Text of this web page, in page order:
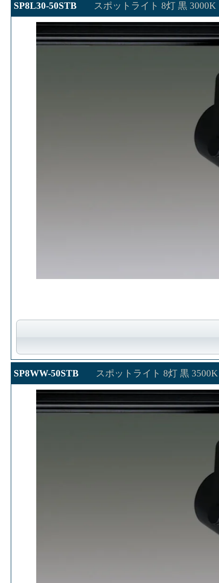
SP8L30-50STB スポットライト 8灯 黒 3000K
SP8WW-50STB スポットライト 8灯 黒 3500K